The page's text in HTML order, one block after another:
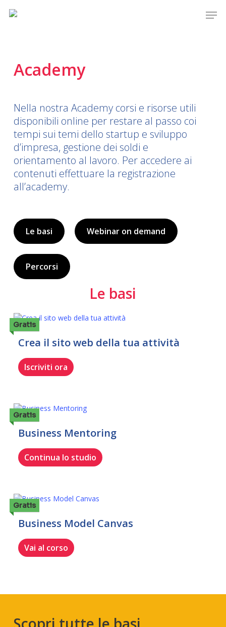
Academy
Nella nostra Academy corsi e risorse utili
disponibili online per restare al passo coi
tempi sui temi dello startup e sviluppo
d’impresa, gestione dei soldi e
orientamento al lavoro. Per accedere ai
contenuti effettuare la registrazione
all’academy.
Le basi Webinar on demand
Percorsi
Le basi
Gratis
Crea il sito web della tua attività
Iscriviti ora
Gratis
Business Mentoring
Continua lo studio
Gratis
Business Model Canvas
Vai al corso